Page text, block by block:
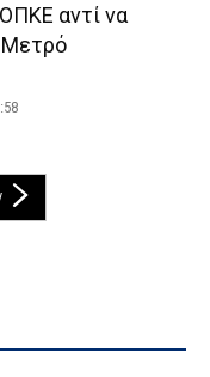
αντί να
Μετρό